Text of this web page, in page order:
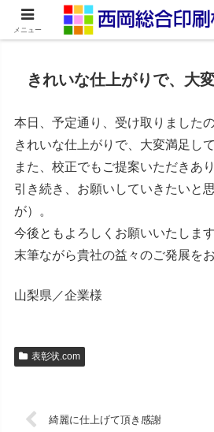
ネット印刷通販・オンデ
きれいな仕上がりで、大
本日、予定通り、受け取りました
きれいな仕上がりで、大変満足し
また、校正でもご提案いただきあ
引き続き、お願いしていきたいと
が）。
今後ともよろしくお願いいたします
末筆ながら貴社の益々のご発展を
山梨県／企業様
表彰状.com
綺麗に仕上げて頂き感謝
メニュー